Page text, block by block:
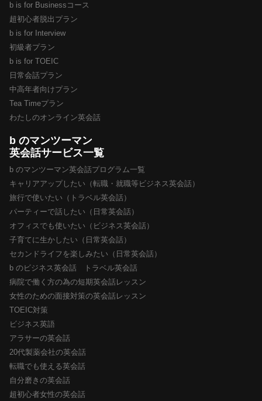
b is for Businessコース
超初心者脱出プラン
b is for Interview
初級者プラン
b is for TOEIC
日常会話プラン
中高年者向けプラン
Tea Timeプラン
わたしのオンライン英会話
b のマンツーマン
英会話サービス一覧
b のマンツーマン英会話プログラム一覧
キャリアアップしたい（転職・就職等ビジネス英会話）
旅行で使いたい（トラベル英会話）
パーティーで話したい（日常英会話）
オフィスでも使いたい（ビジネス英会話）
子育てに生かしたい（日常英会話）
セカンドライフを楽しみたい（日常英会話）
b のビジネス英会話 トラベル英会話
病院で働く方の為の短期英会話レッスン
女性のための面接対策の英会話レッスン
TOEIC対策
ビジネス英語
アラサーの英会話
20代製薬会社の英会話
転職でも使える英会話
自分磨きの英会話
超初心者女性の英会話